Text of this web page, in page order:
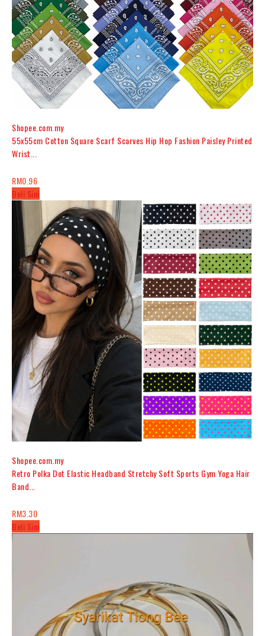
Shopee.com.my
55x55cm Cotton Square Scarf Scarves Hip Hop Fashion Paisley Printed
Wrist...
RM0.96
Beli Sini
Shopee.com.my
Retro Polka Dot Elastic Headband Stretchy Soft Sports Gym Yoga Hair
Band...
RM3.30
Beli Sini